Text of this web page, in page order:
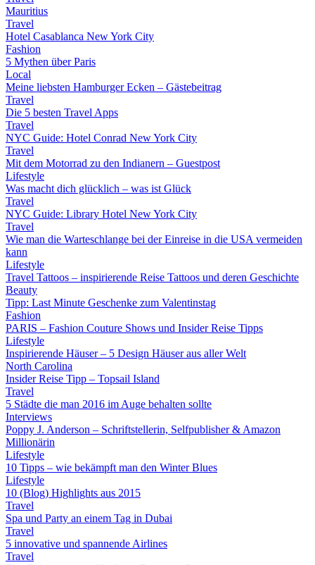
Mauritius
Travel
Hotel Casablanca New York City
Fashion
5 Mythen über Paris
Local
Meine liebsten Hamburger Ecken – Gästebeitrag
Travel
Die 5 besten Travel Apps
Travel
NYC Guide: Hotel Conrad New York City
Travel
Mit dem Motorrad zu den Indianern – Guestpost
Lifestyle
Was macht dich glücklich – was ist Glück
Travel
NYC Guide: Library Hotel New York City
Travel
Wie man die Warteschlange bei der Einreise in die USA vermeiden
kann
Lifestyle
Travel Tattoos – inspirierende Reise Tattoos und deren Geschichte
Beauty
Tipp: Last Minute Geschenke zum Valentinstag
Fashion
PARIS – Fashion Couture Shows und Insider Reise Tipps
Lifestyle
Inspirierende Häuser – 5 Design Häuser aus aller Welt
North Carolina
Insider Reise Tipp – Topsail Island
Travel
5 Städte die man 2016 im Auge behalten sollte
Interviews
Poppy J. Anderson – Schriftstellerin, Selfpublisher & Amazon
Millionärin
Lifestyle
10 Tipps – wie bekämpft man den Winter Blues
Lifestyle
10 (Blog) Highlights aus 2015
Travel
Spa und Party an einem Tag in Dubai
Travel
5 innovative und spannende Airlines
Travel